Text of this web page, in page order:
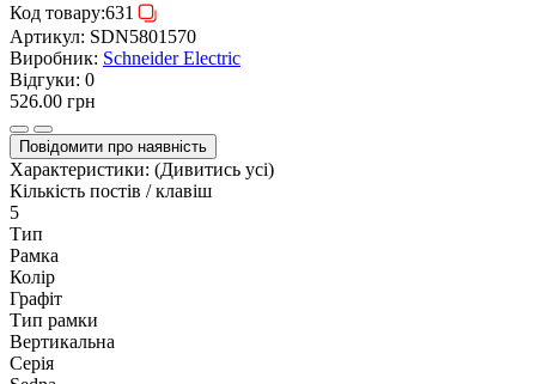
Код товару:631
Артикул: SDN5801570
Виробник: Schneider Electric
Відгуки: 0
526.00 грн
Повідомити про наявність
Характеристики: (Дивитись усі)
Кількість постів / клавіш
5
Тип
Рамка
Колір
Графіт
Тип рамки
Вертикальна
Серія